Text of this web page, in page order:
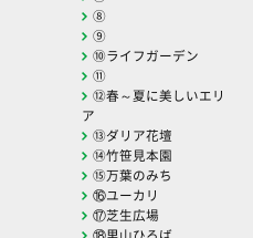
⑧
⑨
⑩ライフガーデン
⑪
⑫春～夏に美しいエリ
ア
⑬ダリア花壇
⑭竹笹見本園
⑮万葉のみち
⑯ユーカリ
⑰芝生広場